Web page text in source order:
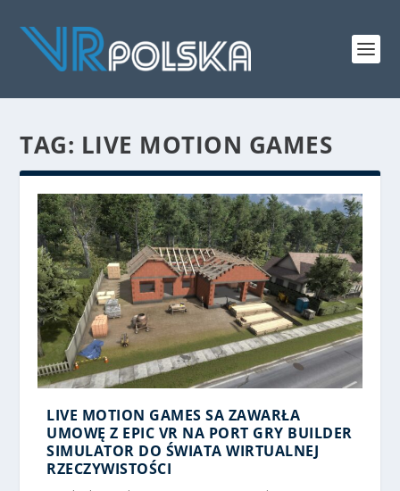
TAG: LIVE MOTION GAMES
LIVE MOTION GAMES SA ZAWARŁA
UMOWĘ Z EPIC VR NA PORT GRY BUILDER
SIMULATOR DO ŚWIATA WIRTUALNEJ
RZECZYWISTOŚCI